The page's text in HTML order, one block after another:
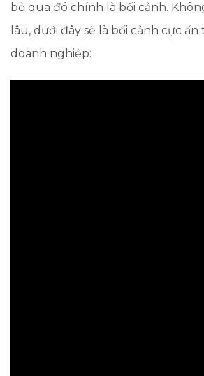
bỏ qua đó chính là bối cảnh.
lâu, dưới đây sẽ là bối cảnh cực
doanh nghiệp: